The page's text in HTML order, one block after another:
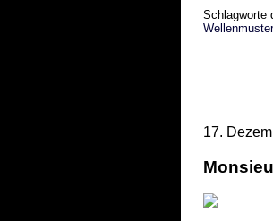
Schlagworte
Wellenmuster
17.